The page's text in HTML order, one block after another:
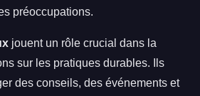
préoccupations.
jouent un rôle crucial dans la
sur les pratiques durables. Ils
des conseils, des événements et